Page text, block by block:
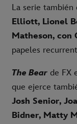
La serie también
Elliott, Lionel
Matheson,
papeles
The Bear de FX
que ejerce
Josh Senior,
Bidner, Matty